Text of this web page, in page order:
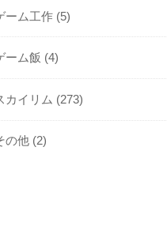
ーム工作 (5)
ーム飯 (4)
カイリム (273)
の他 (2)